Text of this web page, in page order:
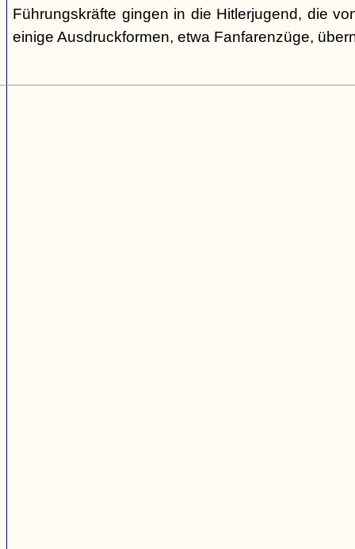
Führungskräfte gingen in die Hitlerjugend, die
einige Ausdruckformen, etwa Fanfarenzüge,